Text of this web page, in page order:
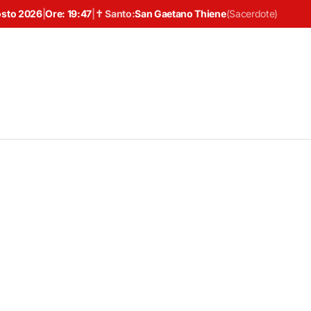
2026|Ore: 19:47 ✝ Santo:San Gaetano Thiene(Sacerdote)